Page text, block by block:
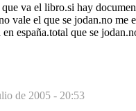
va el libro.si hay
vale el que se jodan.no me
españa.total que se
de 2005 - 20:53